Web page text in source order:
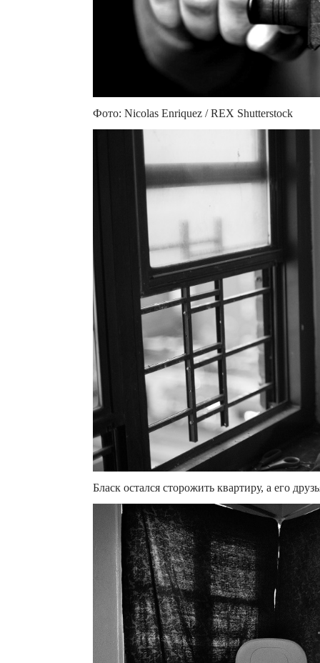
Фото: Nicolas Enriquez / REX Shutterstock
Бласк остался сторожить квартиру, а его